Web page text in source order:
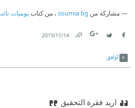
مشاركة من soumia bg ، من كتاب يوميات
14‏/11‏/2019
أوافق
اريد فقرة التحقيق